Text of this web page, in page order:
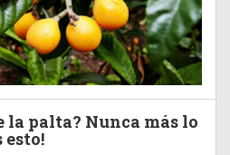
la palta? Nunca más lo
esto!